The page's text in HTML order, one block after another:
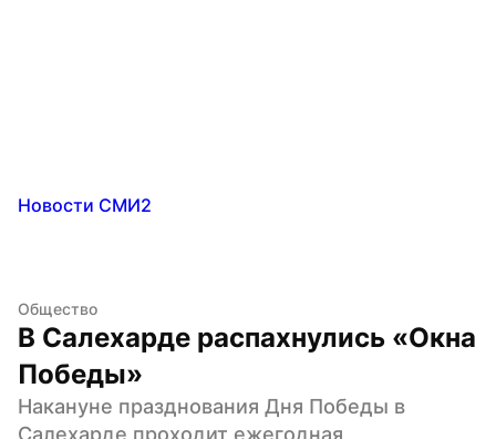
Новости СМИ2
Общество
В Салехарде распахнулись «Окна
Победы»
Накануне празднования Дня Победы в
Салехарде проходит ежегодная